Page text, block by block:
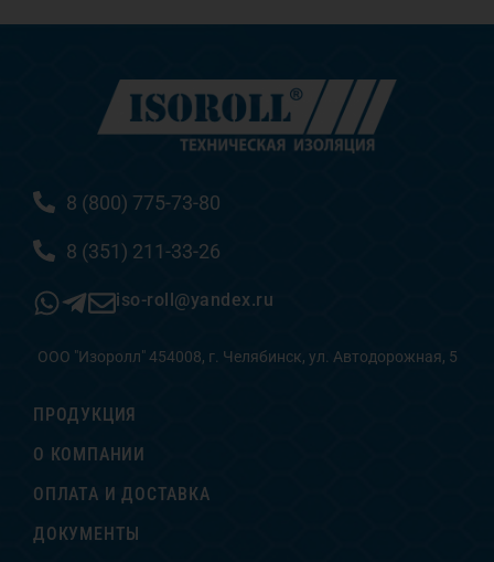
8 (800) 775-73-80
8 (351) 211-33-26
iso-roll@yandex.ru
ООО "Изоролл" 454008, г. Челябинск, ул. Автодорожная, 5
ПРОДУКЦИЯ
О КОМПАНИИ
ОПЛАТА И ДОСТАВКА
ДОКУМЕНТЫ